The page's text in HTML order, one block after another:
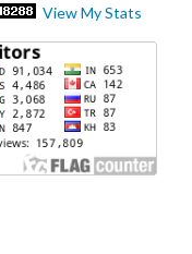
View My Stats